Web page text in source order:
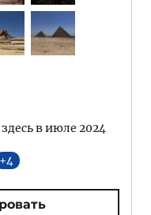
в июле 2024
4